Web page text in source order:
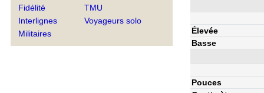
Fidélité
Interlignes
Militaires
TMU
Voyageurs solo
Élevée
Basse
Pouces